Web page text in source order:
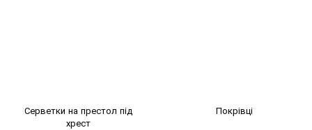
Серветки на престол під
хрест
Покрівці